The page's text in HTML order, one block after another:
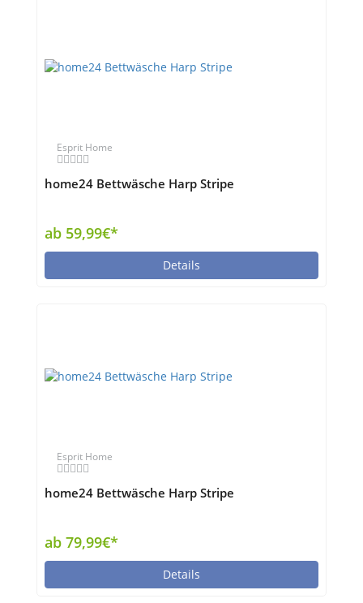
Esprit Home
home24 Bettwäsche Harp Stripe
ab 59,99€*
Details
Esprit Home
home24 Bettwäsche Harp Stripe
ab 79,99€*
Details